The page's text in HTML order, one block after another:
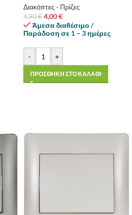
Διακόπτες - Πρίζες
4,90€ 4,00€
Άμεσα διαθέσιμο /
Παράδοση σε 1 – 3 ημέρες
- +
ΠΡΟΣΘΗΚΗ ΣΤΟ ΚΑΛΑΘΙ